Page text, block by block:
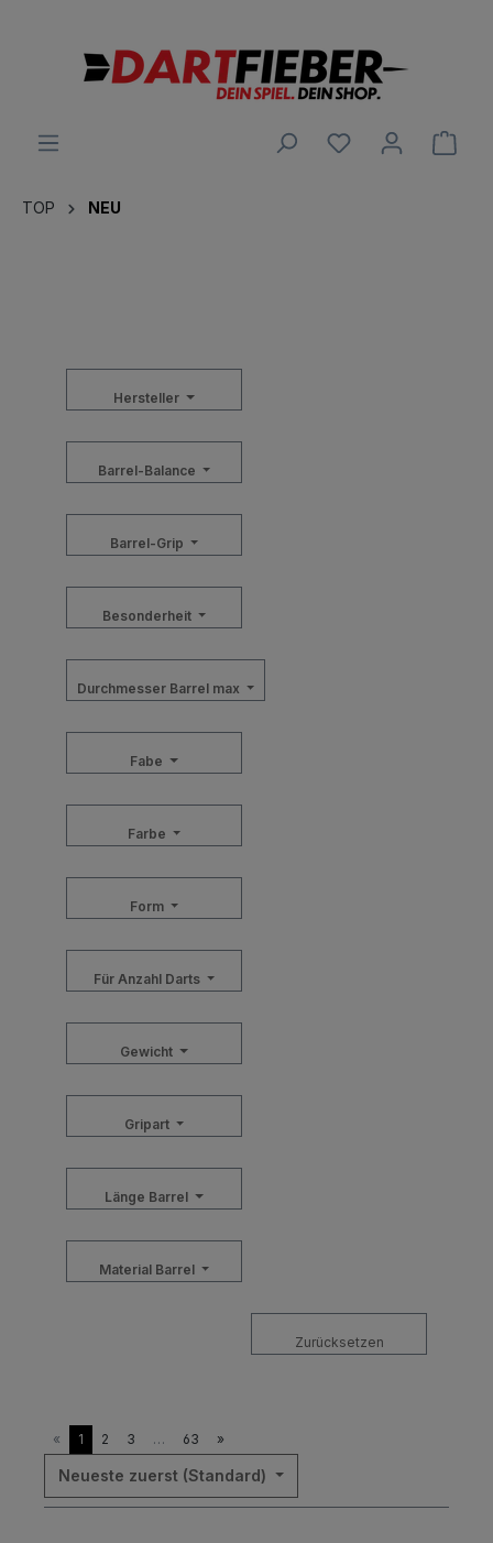
TOP NEU
Hersteller
Barrel-Balance
Barrel-Grip
Besonderheit
Durchmesser Barrel max
Fabe
Farbe
Form
Für Anzahl Darts
Gewicht
Gripart
Länge Barrel
Material Barrel
Zurücksetzen
« 1 2 3 … 63 »
Neueste zuerst (Standard)